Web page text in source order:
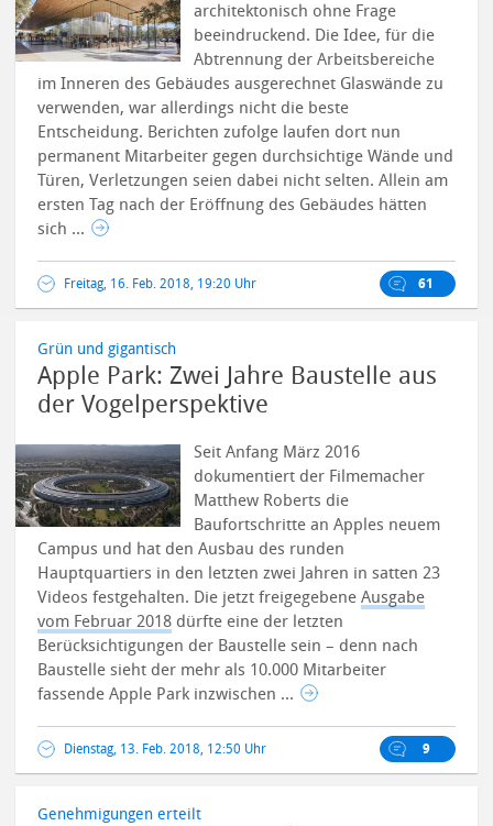
architektonisch ohne Frage
beeindruckend. Die Idee, für die
Abtrennung der Arbeitsbereiche
im Inneren des Gebäudes ausgerechnet Glaswände zu
verwenden, war allerdings nicht die beste
Entscheidung. Berichten zufolge laufen dort nun
permanent Mitarbeiter gegen durchsichtige Wände und
Türen, Verletzungen seien dabei nicht selten.Allein am
ersten Tag nach der Eröffnung des Gebäudes hätten
sich ...
Freitag, 16. Feb. 2018, 19:20 Uhr 61
Grün und gigantisch
Apple Park: Zwei Jahre Baustelle aus
der Vogelperspektive
Seit Anfang März 2016
dokumentiert der Filmemacher
Matthew Roberts die
Baufortschritte an Apples neuem
Campus und hat den Ausbau des runden
Hauptquartiers in den letzten zwei Jahren in satten 23
Videos festgehalten. Die jetzt freigegebeneAusgabe
vom Februar 2018 dürfte eine der letzten
Berücksichtigungen der Baustelle sein – denn nach
Baustelle sieht der mehr als 10.000 Mitarbeiter
fassende Apple Park inzwischen ...
Dienstag, 13. Feb. 2018, 12:50 Uhr 9
Genehmigungen erteilt